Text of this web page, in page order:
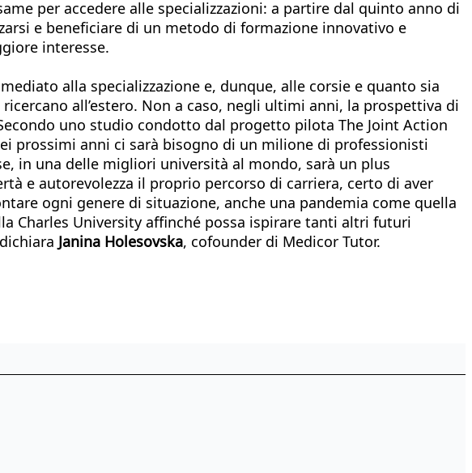
per accedere alle specializzazioni: a partire dal quinto anno di
e beneficiare di un metodo di formazione innovativo e
interesse.
alla specializzazione e, dunque, alle corsie e quanto sia
all’estero. Non a caso, negli ultimi anni, la prospettiva di
uno studio condotto dal progetto pilota The Joint Action
prossimi anni ci sarà bisogno di un milione di professionisti
in una delle migliori università al mondo, sarà un plus
e autorevolezza il proprio percorso di carriera, certo di aver
ogni genere di situazione, anche una pandemia come quella
Charles University affinché possa ispirare tanti altri futuri
Janina Holesovska, cofounder di Medicor Tutor.